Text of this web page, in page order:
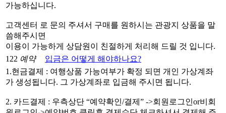
가능하십니다.
고객센터 로 문의 주셔서 구매를 원하시는 관광지 상품을 말
씀해주시면
이용이 가능하게 상담원이 친절하게 처리해 드릴 것 입니다.
122 예약
입금은 어떻게 해야하나요?
1.현금결제 : 여행상품 가능여부가 확정 되면 개인 가상계좌
가 생성됩니다. 그 가상계좌로 입금해 주시면 됩니다.
2. 카드결제 : 우측상단 “예약확인/결제” ->회원로그인or비회